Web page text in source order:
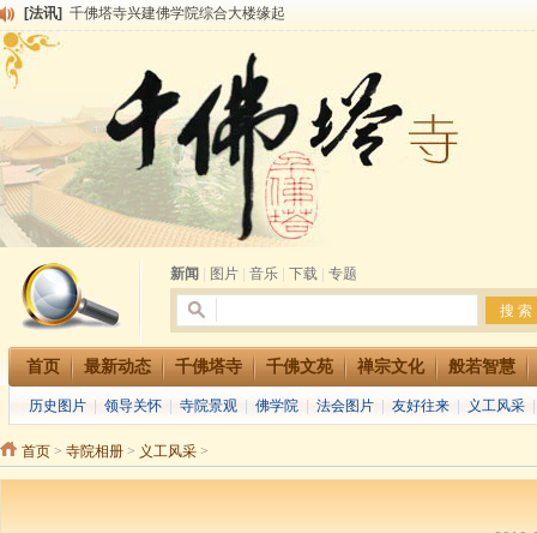
[法讯] 千佛塔寺兴建佛学院综合大楼缘起
[法讯]
千佛塔寺阅藏堂周末阅藏报名通知
清明节祭祖报恩地藏法会
[法讯]
本寺方丈上明下慧尼和尚开讲《六祖坛经》
[法讯] 2015-3-26师父于法堂对大众的开示
[法讯]
广东千佛塔寺云门佛学院女众部 2016年招生简章
[法讯]
恭请海涛法师莅临千佛塔寺弘法
[法讯]
2014年七月大法会 祈福息灾地藏七 冥阳两利普渡群蒙盂兰盆
[法讯] 千佛塔寺云门佛学院女众部2014年招生简章
新闻
图片 音乐 下载 专题
首页 最新动态 千佛塔寺 千佛文苑 禅宗文化 般若智慧
历史图片 领导关怀 寺院景观 佛学院 法会图片 友好往来 义工风采
首页 > 寺院相册 > 义工风采 >